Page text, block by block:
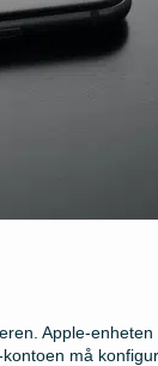
Apple-
må